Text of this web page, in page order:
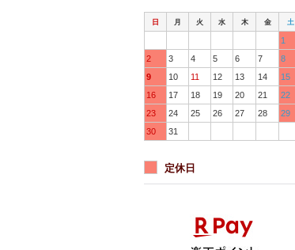
日 月 火 水 木 金 土
1
2
3 4 5 6 7
8
9
10 11 12 13 14
15
16
17 18 19 20 21
22
23
24 25 26 27 28
29
30
31
定休日